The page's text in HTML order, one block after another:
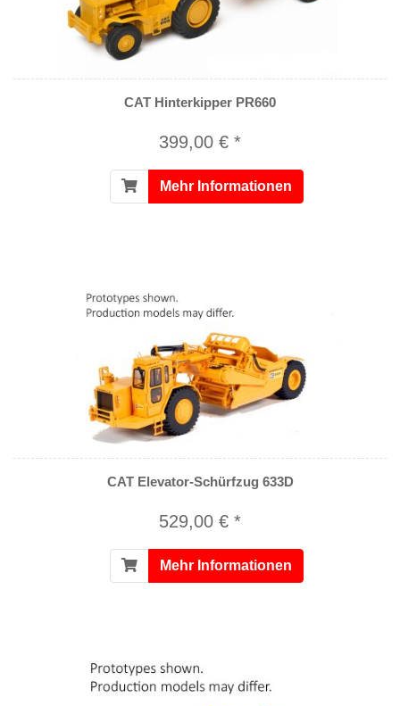
CAT Hinterkipper PR660
399,00 € *
Mehr Informationen
CAT Elevator-Schürfzug 633D
529,00 € *
Mehr Informationen